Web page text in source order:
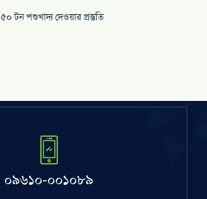
৫০ টন পশুখাদ্য দেওয়ার প্রস্তুতি
০৯৬১০-০০১০৮৯